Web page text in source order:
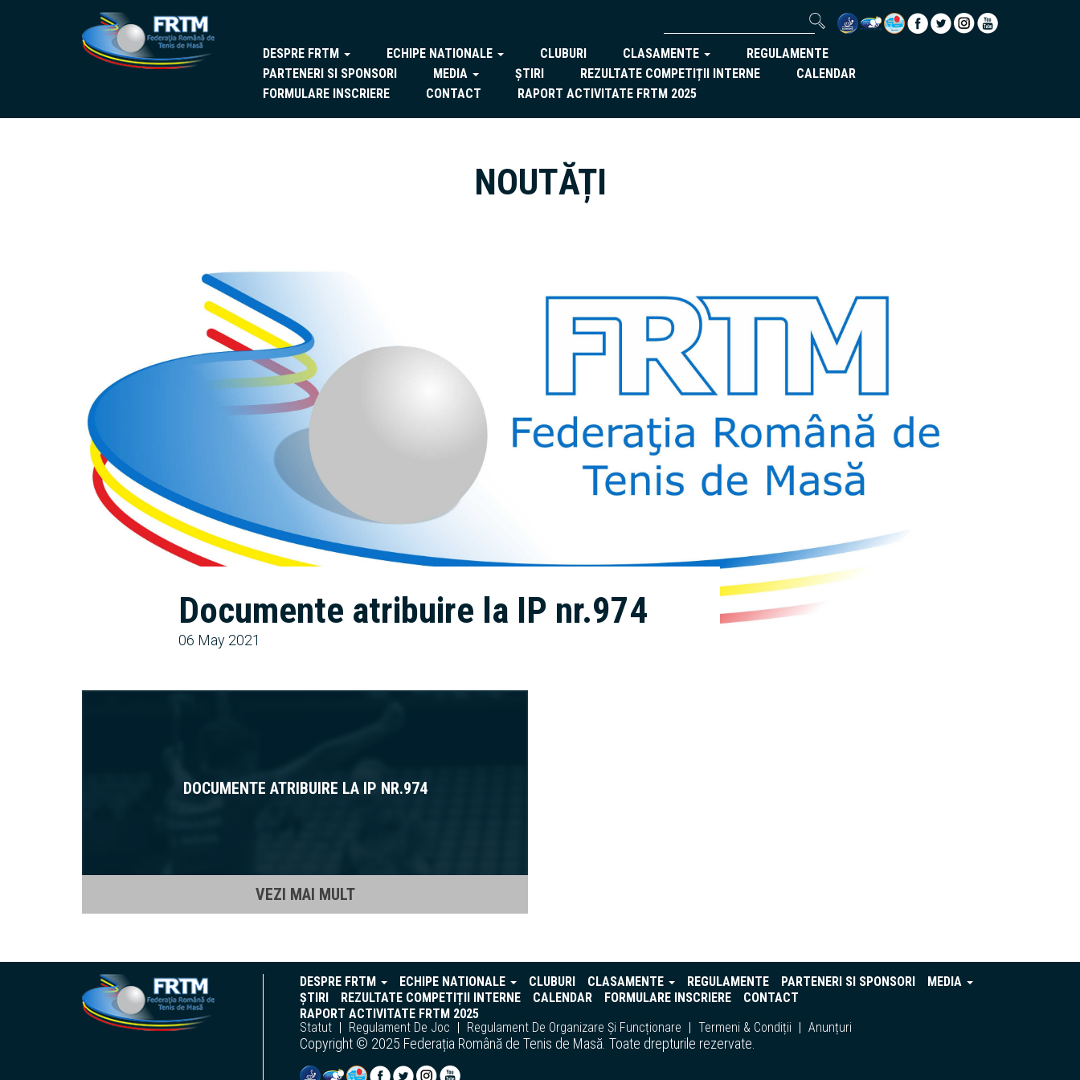
DESPRE FRTM ECHIPE NATIONALE CLUBURI CLASAMENTE
REGULAMENTE
PARTENERI SI SPONSORI
MEDIA ȘTIRI REZULTATE COMPETIȚII INTERNE
CALENDAR
FORMULARE INSCRIERE
CONTACT RAPORT ACTIVITATE FRTM 2025
NOUTĂȚI
Documente atribuire la IP nr.974
06 May 2021
DOCUMENTE ATRIBUIRE LA IP NR.974
VEZI MAI MULT
DESPRE FRTM ECHIPE NATIONALE CLUBURI CLASAMENTE REGULAMENTE PARTENERI SI SPONSORI
MEDIA
ȘTIRI
REZULTATE COMPETIȚII INTERNE CALENDAR FORMULARE INSCRIERE
CONTACT
RAPORT ACTIVITATE FRTM 2025
Statut
Regulament De Joc Regulament De Organizare Și Funcționare Termeni & Condiții Anunțuri
Copyright © 2025 Federația Română de Tenis de Masă. Toate drepturile rezervate.